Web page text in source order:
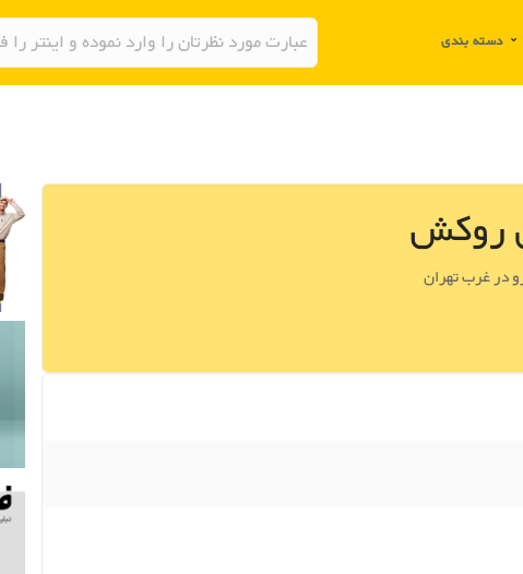
دسته بندی
روکش
در غرب تهران